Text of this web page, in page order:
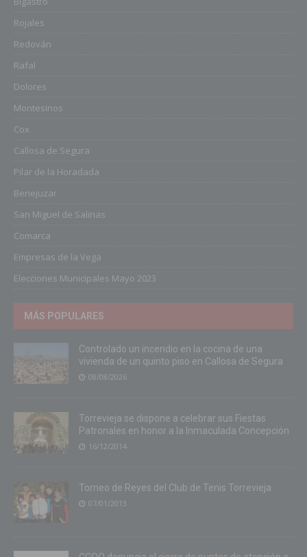
Rojales
Redován
Rafal
Dolores
Montesinos
Cox
Callosa de Segura
Pilar de la Horadada
Benejuzar
San Miguel de Salinas
Comarca
Empresas de la Vega
Elecciones Municipales Mayo 2023
MÁS POPULARES
Controlado un incendio en la cocina de una
vivienda de un quinto piso en Callosa de Segura
08/08/2026
Torrevieja se dispone a celebrar sus Fiestas
Patronales en honor a la Inmaculada Concepción
16/12/2014
Torneo de Reyes del Club de Tenis Torrevieja
07/01/2013